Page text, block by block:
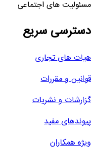
مسئولیت های اجتماعی
دسترسی سریع
هیات های تجاری
قوانین و مقررات
گزارشات و نشریات
پیوندهای مفید
ویژه همکاران